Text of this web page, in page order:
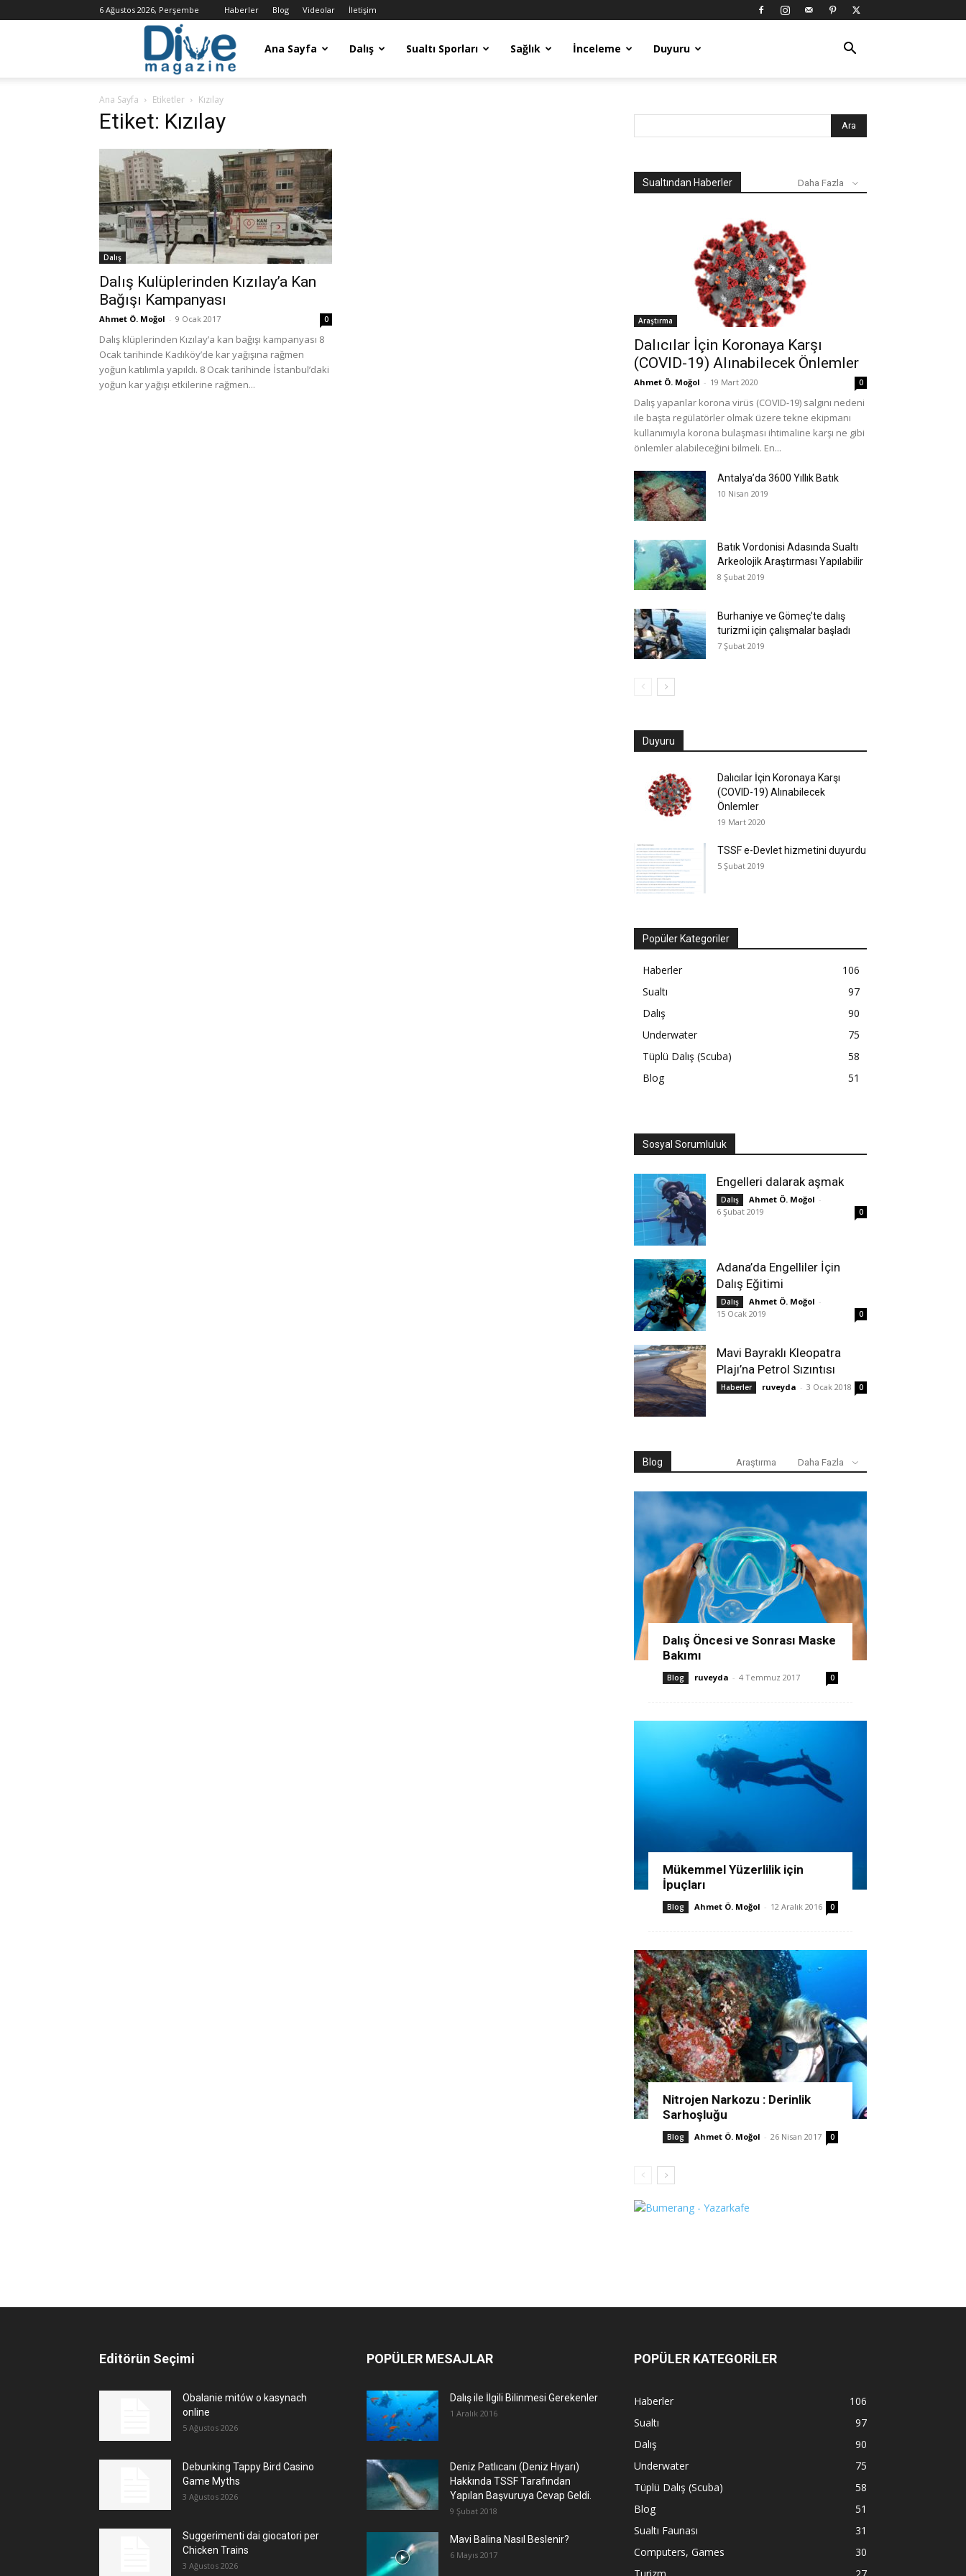
6 Ağustos 2026, Perşembe Haberler Blog Videolar İletişim
Dalış
Dive
Magazine
Türkiye
Ana Sayfa Dalış Sualtı Sporları Sağlık İnceleme Duyuru
Ana Sayfa Etiketler Kızılay
Etiket: Kızılay
Dalış
Dalış Kulüplerinden Kızılay’a Kan
Bağışı Kampanyası
Ahmet Ö. Moğol - 9 Ocak 2017 0
Dalış klüplerinden Kızılay’a kan bağışı kampanyası 8
Ocak tarihinde Kadıköy’de kar yağışına rağmen
yoğun katılımla yapıldı. 8 Ocak tarihinde İstanbul’daki
yoğun kar yağışı etkilerine rağmen...
Sualtından Haberler Daha Fazla
Araştırma
Dalıcılar İçin Koronaya Karşı
(COVID-19) Alınabilecek Önlemler
Ahmet Ö. Moğol - 19 Mart 2020 0
Dalış yapanlar korona virüs (COVID-19) salgını nedeni
ile başta regülatörler olmak üzere tekne ekipmanı
kullanımıyla korona bulaşması ihtimaline karşı ne gibi
önlemler alabileceğini bilmeli. En...
Antalya’da 3600 Yıllık Batık
10 Nisan 2019
Batık Vordonisi Adasında Sualtı
Arkeolojik Araştırması Yapılabilir
8 Şubat 2019
Burhaniye ve Gömeç’te dalış
turizmi için çalışmalar başladı
7 Şubat 2019
Duyuru
Dalıcılar İçin Koronaya Karşı
(COVID-19) Alınabilecek
Önlemler
19 Mart 2020
TSSF e-Devlet hizmetini duyurdu
5 Şubat 2019
Popüler Kategoriler
Haberler
106
Sualtı
97
Dalış
90
Underwater
75
Tüplü Dalış (Scuba)
58
Blog
51
Sosyal Sorumluluk
Engelleri dalarak aşmak
Dalış Ahmet Ö. Moğol -
6 Şubat 2019
0
Adana’da Engelliler İçin
Dalış Eğitimi
Dalış Ahmet Ö. Moğol -
15 Ocak 2019
0
Mavi Bayraklı Kleopatra
Plajı’na Petrol Sızıntısı
Haberler ruveyda - 3 Ocak 2018 0
Blog Araştırma Daha Fazla
Dalış Öncesi ve Sonrası Maske
Bakımı
Blog ruveyda - 4 Temmuz 2017 0
Mükemmel Yüzerlilik için
İpuçları
Blog Ahmet Ö. Moğol - 12 Aralık 2016 0
Nitrojen Narkozu : Derinlik
Sarhoşluğu
Blog Ahmet Ö. Moğol - 26 Nisan 2017 0
Editörün Seçimi
Obalanie mitów o kasynach
online
5 Ağustos 2026
Debunking Tappy Bird Casino
Game Myths
3 Ağustos 2026
Suggerimenti dai giocatori per
Chicken Trains
3 Ağustos 2026
POPÜLER MESAJLAR
Dalış ile İlgili Bilinmesi Gerekenler
1 Aralık 2016
Deniz Patlıcanı (Deniz Hıyarı)
Hakkında TSSF Tarafından
Yapılan Başvuruya Cevap Geldi.
9 Şubat 2018
Mavi Balina Nasıl Beslenir?
6 Mayıs 2017
POPÜLER KATEGORİLER
Haberler
106
Sualtı
97
Dalış
90
Underwater
75
Tüplü Dalış (Scuba)
58
Blog
51
Sualtı Faunası
31
Computers, Games
30